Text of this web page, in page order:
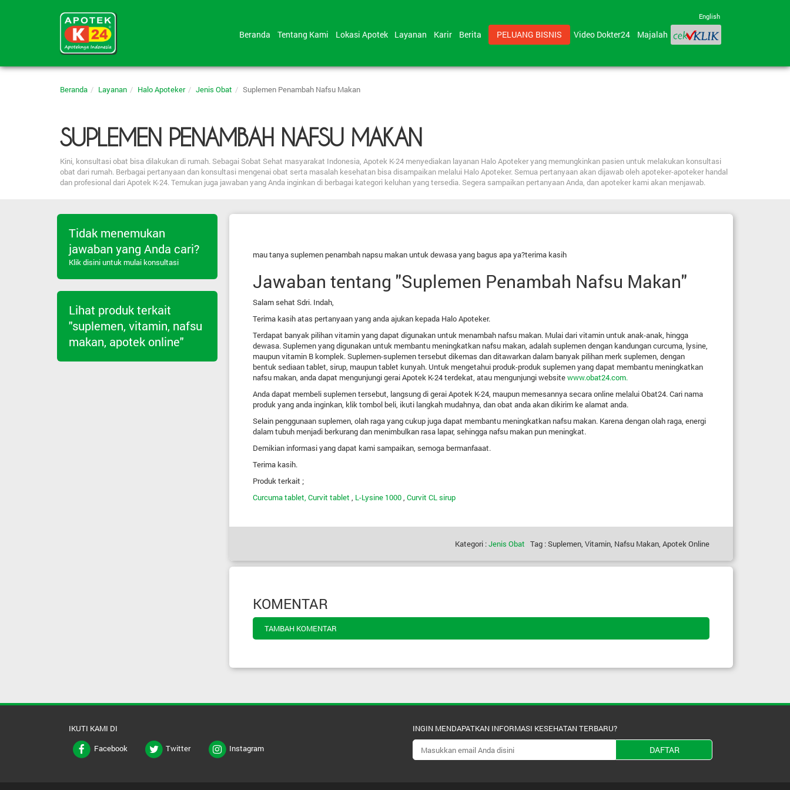
English
Beranda Tentang Kami Lokasi Apotek Layanan Karir Berita PELUANG BISNIS Video Dokter24 Majalah
Beranda Layanan Halo Apoteker Jenis Obat Suplemen Penambah Nafsu Makan
SUPLEMEN PENAMBAH NAFSU MAKAN
Kini, konsultasi obat bisa dilakukan di rumah. Sebagai Sobat Sehat masyarakat Indonesia, Apotek K-24 menyediakan layanan Halo Apoteker yang memungkinkan pasien untuk melakukan konsultasi
obat dari rumah. Berbagai pertanyaan dan konsultasi mengenai obat serta masalah kesehatan bisa disampaikan melalui Halo Apoteker. Semua pertanyaan akan dijawab oleh apoteker-apoteker handal
dan profesional dari Apotek K-24. Temukan juga jawaban yang Anda inginkan di berbagai kategori keluhan yang tersedia. Segera sampaikan pertanyaan Anda, dan apoteker kami akan menjawab.
mau tanya suplemen penambah napsu makan untuk dewasa yang bagus apa ya?terima kasih
Jawaban tentang "Suplemen Penambah Nafsu Makan"
Salam sehat Sdri. Indah,
Terima kasih atas pertanyaan yang anda ajukan kepada Halo Apoteker.
Terdapat banyak pilihan vitamin yang dapat digunakan untuk menambah nafsu makan. Mulai dari vitamin untuk anak-anak, hingga
dewasa. Suplemen yang digunakan untuk membantu meningkatkan nafsu makan, adalah suplemen dengan kandungan curcuma, lysine,
maupun vitamin B komplek. Suplemen-suplemen tersebut dikemas dan ditawarkan dalam banyak pilihan merk suplemen, dengan
bentuk sediaan tablet, sirup, maupun tablet kunyah. Untuk mengetahui produk-produk suplemen yang dapat membantu meningkatkan
nafsu makan, anda dapat mengunjungi gerai Apotek K-24 terdekat, atau mengunjungi websitewww.obat24.com.
Anda dapat membeli suplemen tersebut, langsung di gerai Apotek K-24, maupun memesannya secara online melalui Obat24. Cari nama
produk yang anda inginkan, klik tombol beli, ikuti langkah mudahnya, dan obat anda akan dikirim ke alamat anda.
Selain penggunaan suplemen, olah raga yang cukup juga dapat membantu meningkatkan nafsu makan. Karena dengan olah raga, energi
dalam tubuh menjadi berkurang dan menimbulkan rasa lapar, sehingga nafsu makan pun meningkat.
Demikian informasi yang dapat kami sampaikan, semoga bermanfaaat.
Terima kasih.
Produk terkait ;
Curcuma tablet, Curvit tablet , L-Lysine 1000, Curvit CL sirup
Kategori :Jenis Obat Tag : Suplemen, Vitamin, Nafsu Makan, Apotek Online
KOMENTAR
TAMBAH KOMENTAR
Tidak menemukan
jawaban yang Anda cari?
Klik disini untuk mulai konsultasi
Lihat produk terkait
"suplemen, vitamin, nafsu
makan, apotek online"
IKUTI KAMI DI
Facebook
Twitter Instagram
INGIN MENDAPATKAN INFORMASI KESEHATAN TERBARU?
DAFTAR